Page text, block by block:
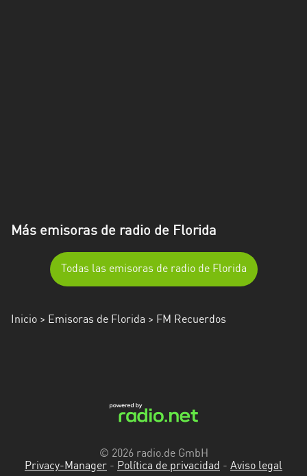
Más emisoras de radio de Florida
Todas las emisoras de radio de Florida
Inicio > Emisoras de Florida > FM Recuerdos
© 2026 radio.de GmbH
Privacy-Manager - Política de privacidad - Aviso legal